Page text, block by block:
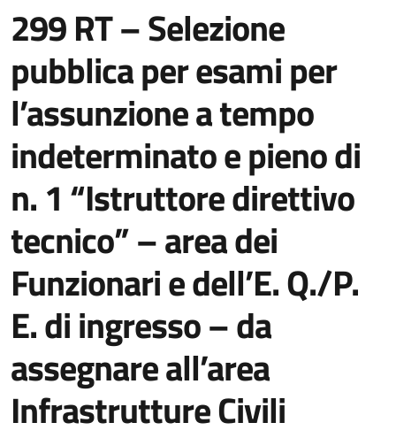
299 RT – Selezione
pubblica per esami per
l’assunzione a tempo
indeterminato e pieno di
n. 1 “Istruttore direttivo
tecnico” – area dei
Funzionari e dell’E. Q./P.
E. di ingresso – da
assegnare all’area
Infrastrutture Civili